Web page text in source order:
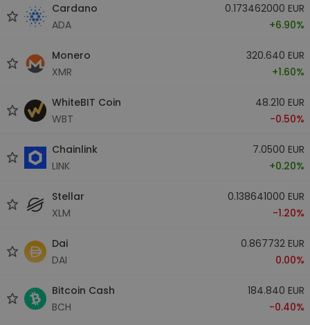
Cardano
ADA
0.173462000 EUR
+6.90%
Monero
XMR
320.640 EUR
+1.60%
WhiteBIT Coin
WBT
48.210 EUR
-0.50%
Chainlink
LINK
7.0500 EUR
+0.20%
Stellar
XLM
0.138641000 EUR
-1.20%
Dai
DAI
0.867732 EUR
0.00%
Bitcoin Cash
BCH
184.840 EUR
-0.40%